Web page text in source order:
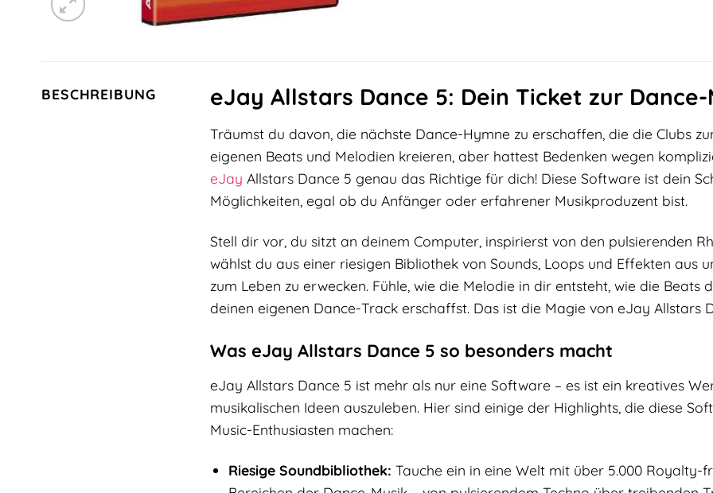
BESCHREIBUNG eJay Allstars Dance 5: Dein Ticket zur
Träumst du davon, die nächste Dance-Hymne zu erschaffen, die die Clubs
eigenen Beats und Melodien kreieren, aber hattest Bedenken wegen
eJay Allstars Dance 5 genau das Richtige für dich! Diese Software ist dein
Möglichkeiten, egal ob du Anfänger oder erfahrener Musikproduzent bist.
Stell dir vor, du sitzt an deinem Computer, inspirierst von den pulsierenden
wählst du aus einer riesigen Bibliothek von Sounds, Loops und Effekten aus
zum Leben zu erwecken. Fühle, wie die Melodie in dir entsteht, wie die
deinen eigenen Dance-Track erschaffst. Das ist die Magie von eJay Allstars
Was eJay Allstars Dance 5 so besonders macht
eJay Allstars Dance 5 ist mehr als nur eine Software – es ist ein kreatives
musikalischen Ideen auszuleben. Hier sind einige der Highlights, die diese
Music-Enthusiasten machen:
Riesige Soundbibliothek: Tauche ein in eine Welt mit über 5.000 Royalty-